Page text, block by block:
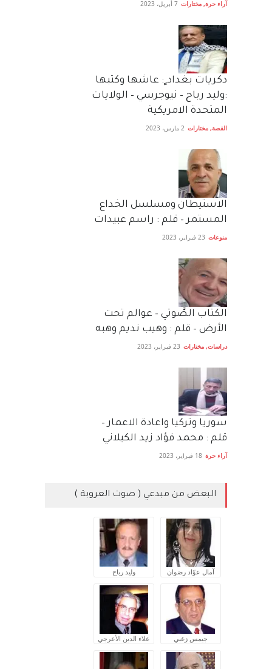
آراء حرة, مختارات 7 أبريل، 2023
دكريات بغداد ٍ: عاشها وكتبها
:وليد رباح – نيوجرسي – الولايات
المتحدة الامريكية
القصة, مختارات 2 مارس، 2023
الاستيطان ومسلسل الخداع
المستمر – قلم : راسم عبيدات
منوعات 23 فبراير، 2023
الكتاب الصَّوتي – عوالم تحت
الأرض – قلم : وهيب نديم وهبه
دراسات, مختارات 23 فبراير، 2023
سوريا وتركيا واعادة الاعمار –
قلم : محمد فؤاد زيد الكيلاني
آراء حرة 18 فبراير، 2023
البعض من مبدعي ( صوت العروبة )
آمال عوّاد رضوان وليد رباح
جيمس زغبي علاء الدين الأعرجي